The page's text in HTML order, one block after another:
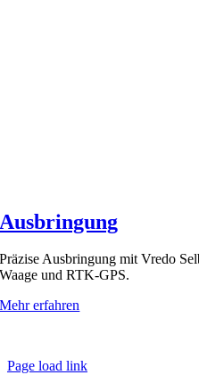
Ausbringung
Präzise Ausbringung mit Vredo
Waage und RTK-GPS.
Mehr erfahren
Page load link